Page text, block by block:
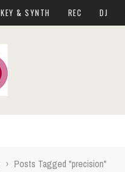
KEY & SYNTH REC DJ
› Posts Tagged "precision"